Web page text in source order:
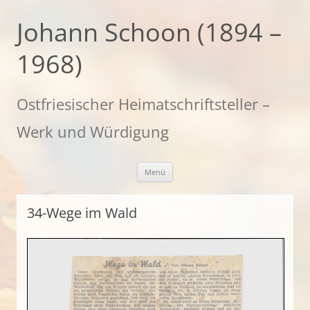
springen
Johann Schoon (1894 –
1968)
Ostfriesischer Heimatschriftsteller –
Werk und Würdigung
Menü
34-Wege im Wald